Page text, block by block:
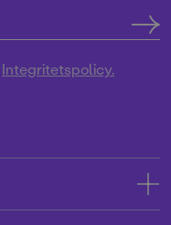
Integritetspolicy.